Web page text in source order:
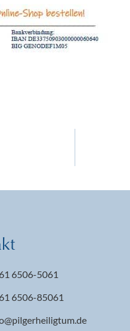
6506-5061
6506-85061